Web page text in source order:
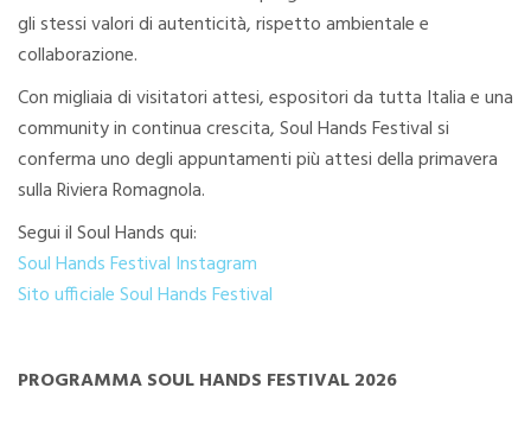
gli stessi valori di autenticità, rispetto ambientale e
collaborazione.
Con migliaia di visitatori attesi, espositori da tutta Italia e una
community in continua crescita, Soul Hands Festival si
conferma uno degli appuntamenti più attesi della primavera
sulla Riviera Romagnola.
Segui il Soul Hands qui:
Soul Hands Festival Instagram
Sito ufficiale Soul Hands Festival
PROGRAMMA SOUL HANDS FESTIVAL 2026